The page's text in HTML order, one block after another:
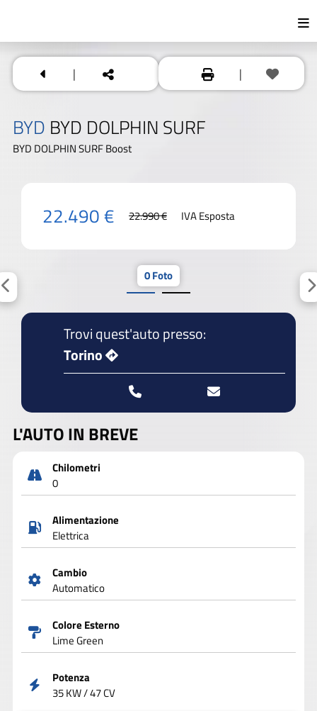
| |
BYD BYD DOLPHIN SURF
BYD DOLPHIN SURF Boost
22.490 € 22.990 € IVA Esposta
0 Foto
Trovi quest'auto presso:
Torino
L'AUTO IN BREVE
Chilometri
0
Alimentazione
Elettrica
Cambio
Automatico
Colore Esterno
Lime Green
Potenza
35 KW / 47 CV